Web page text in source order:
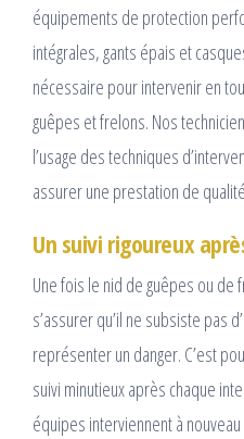
équipements de protection
intégrales, gants épais et
nécessaire pour intervenir en
guêpes et frelons. Nos
l’usage des techniques
assurer une prestation de
Un suivi rigoureux
Une fois le nid de guêpes ou
s’assurer qu’il ne subsiste pas
représenter un danger. C’est
suivi minutieux après chaque
équipes interviennent à